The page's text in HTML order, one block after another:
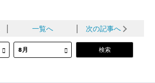
一覧へ 次の記事へ